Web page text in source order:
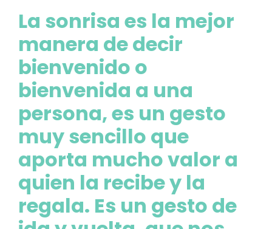
La sonrisa es la mejor
manera de decir
bienvenido o
bienvenida a una
persona, es un gesto
muy sencillo que
aporta mucho valor a
quien la recibe y la
regala. Es un gesto de